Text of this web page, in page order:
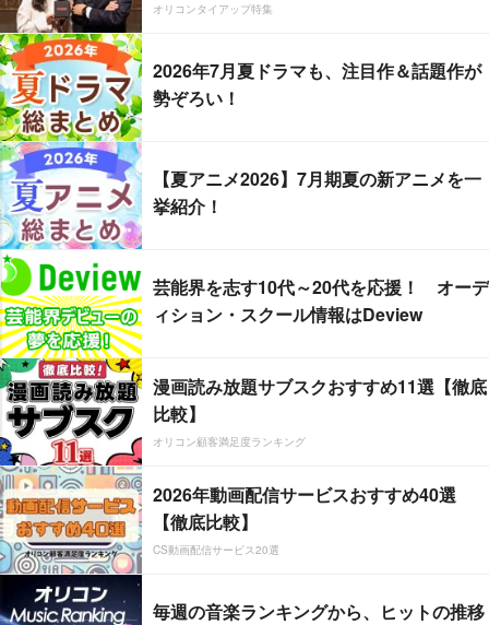
オリコンタイアップ特集
2026年7月夏ドラマも、注目作＆話題作が
勢ぞろい！
【夏アニメ2026】7月期夏の新アニメを一
挙紹介！
芸能界を志す10代～20代を応援！ オーデ
ィション・スクール情報はDeview
漫画読み放題サブスクおすすめ11選【徹底
比較】
オリコン顧客満足度ランキング
2026年動画配信サービスおすすめ40選
【徹底比較】
CS動画配信サービス20選
毎週の音楽ランキングから、ヒットの推移